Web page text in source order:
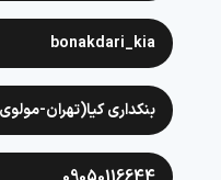
bonakdari_kia
بنکداری کیا(تهران-